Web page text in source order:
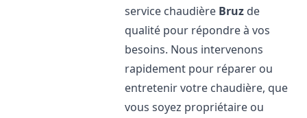
service chaudière Bruz de
qualité pour répondre à vos
besoins. Nous intervenons
rapidement pour réparer ou
entretenir votre chaudière, que
vous soyez propriétaire ou